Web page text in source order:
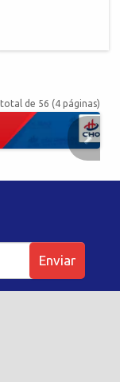
de 56 (4 páginas)
Enviar